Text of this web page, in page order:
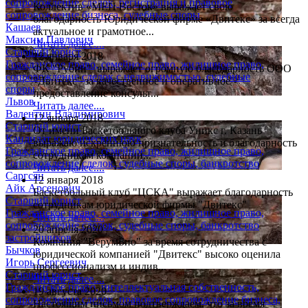
сопровождение бизнеса, судебные споры
Кашаев
Максим Павлович
Старший юрист
Гражданское право, семейное право, жилищное право,
сопровождение сделок с недвижимостью, судебные
споры
Львов
Валентин Владимирович
Старший юрист
Кандидат юридических наук
Гражданское право, семейное право, жилищное право,
сопровождение сделок, судебные споры, банкротство
Саргсян
Айк Арсенович
Старший юрист
Гражданское право, семейное право, жилищное право,
сопровождение сделок, судебные споры, банкротство
застройщиков
Бычков
Игорь Сергеевич
Старший юрист
Гражданское право, интеллектуальная собственность,
сопровождение сделок, правовое сопровождение бизнеса,
Коллектив «МЕП Восток» выражает свою
благодарность Юридической фирме «Двитекс» за всегда
актуальное и грамотное...
Читать далее....
12 января 2018
ФК "Рубин" выражает огромную благодарность ООО
"Двитекс" за качественное и оперативное
предоставление консульт...
Читать далее....
12 января 2018
От имени Баскетбольного клуба Уникс г. Казань
выражаю искреннюю признательность и благодарность
сотрудникам компании...
Читать далее....
12 января 2018
Баскетбольный клуб "ЦСКА" выражает благодарность
сотрудникам юридической фирмы "Двитекс"
Читать далее....
20 апреля 2020
Компания "ВерумБио" за время сотрудничества с
юридической компанией "Двитекс" высоко оценила
профессионализм и индив...
Читать далее....
19 августа 2020
Настоящим письмом подтверждаем, что за время